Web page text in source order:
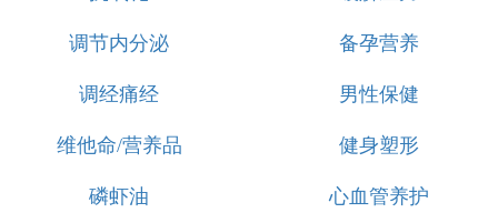
调节内分泌 备孕营养
调经痛经 男性保健
维他命/营养品 健身塑形
磷虾油 心血管养护